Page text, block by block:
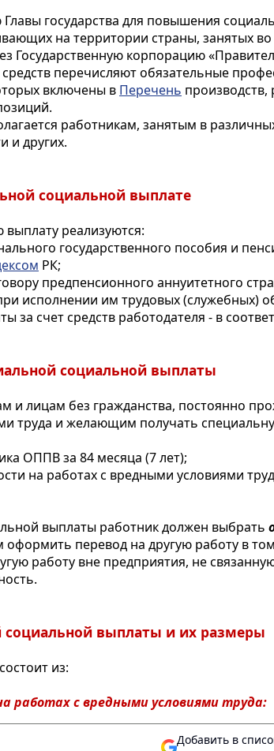
государства для повышения
на территории страны, занятых
Государственную корпорацию
средств перечисляют обязательные
включены в Перечень
работникам, занятым в
и других.
социальной выплате
реализуются:
государственного пособия и
РК;
предпенсионного аннуитетного
исполнении им трудовых (служебных)
за счет средств работодателя - в
социальной выплаты
и лицам без гражданства, постоянно
труда и желающим получать
ОППВ за 84 месяца (7 лет);
на работах с вредными условиями
выплаты работник должен выбрать
оформить перевод на другую работу в
работу вне предприятия, не
социальной выплаты и их размеры
из:
работах с вредными условиями труда:
Добавить в